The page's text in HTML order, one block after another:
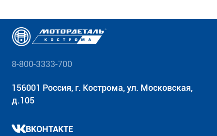
8-800-3333-700
156001 Россия, г. Кострома, ул. Московская,
д.105
ВКОНТАКТЕ